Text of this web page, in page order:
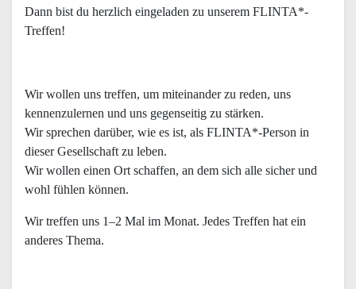
Dann bist du herzlich eingeladen zu unserem FLINTA*-
Treffen!
Wir wollen uns treffen, um miteinander zu reden, uns
kennenzulernen und uns gegenseitig zu stärken.
Wir sprechen darüber, wie es ist, als FLINTA*-Person in
dieser Gesellschaft zu leben.
Wir wollen einen Ort schaffen, an dem sich alle sicher und
wohl fühlen können.
Wir treffen uns 1–2 Mal im Monat. Jedes Treffen hat ein
anderes Thema.